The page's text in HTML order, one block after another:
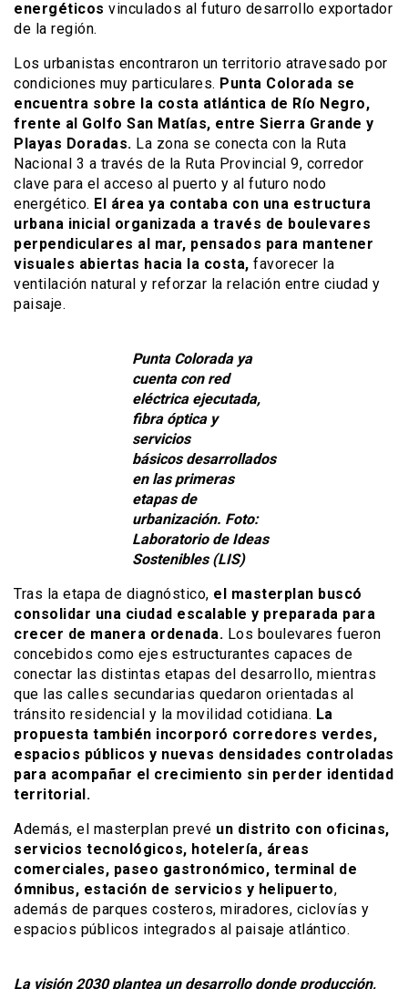
energéticos vinculados al futuro desarrollo exportador
de la región.
Los urbanistas encontraron un territorio atravesado por
condiciones muy particulares. Punta Colorada se
encuentra sobre la costa atlántica de Río Negro,
frente al Golfo San Matías, entre Sierra Grande y
Playas Doradas. La zona se conecta con la Ruta
Nacional 3 a través de la Ruta Provincial 9, corredor
clave para el acceso al puerto y al futuro nodo
energético. El área ya contaba con una estructura
urbana inicial organizada a través de boulevares
perpendiculares al mar, pensados para mantener
visuales abiertas hacia la costa, favorecer la
ventilación natural y reforzar la relación entre ciudad y
paisaje.
Punta Colorada ya
cuenta con red
eléctrica ejecutada,
fibra óptica y
servicios
básicos desarrollados
en las primeras
etapas de
urbanización. Foto:
Laboratorio de Ideas
Sostenibles (LIS)
Tras la etapa de diagnóstico, el masterplan buscó
consolidar una ciudad escalable y preparada para
crecer de manera ordenada. Los boulevares fueron
concebidos como ejes estructurantes capaces de
conectar las distintas etapas del desarrollo, mientras
que las calles secundarias quedaron orientadas al
tránsito residencial y la movilidad cotidiana. La
propuesta también incorporó corredores verdes,
espacios públicos y nuevas densidades controladas
para acompañar el crecimiento sin perder identidad
territorial.
Además, el masterplan prevé un distrito con oficinas,
servicios tecnológicos, hotelería, áreas
comerciales, paseo gastronómico, terminal de
ómnibus, estación de servicios y helipuerto,
además de parques costeros, miradores, ciclovías y
espacios públicos integrados al paisaje atlántico.
La visión 2030 plantea un desarrollo donde producción,